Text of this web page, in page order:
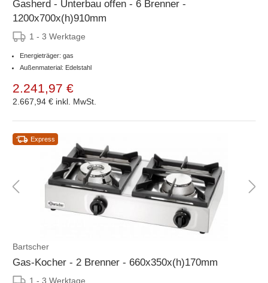
Gasherd - Unterbau offen - 6 Brenner -
1200x700x(h)910mm
1 - 3 Werktage
Energieträger: gas
Außenmaterial: Edelstahl
2.241,97 €
2.667,94 € inkl. MwSt.
Express
Bartscher
Gas-Kocher - 2 Brenner - 660x350x(h)170mm
1 - 3 Werktage